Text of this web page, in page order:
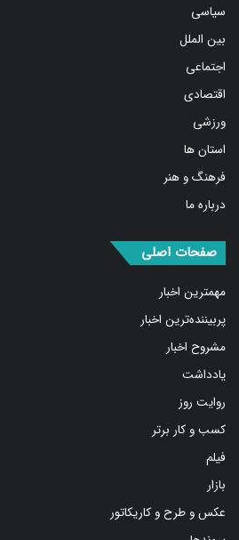
بین الملل
اجتماعی
اقتصادی
ورزشی
استان ها
فرهنگ و هنر
درباره ما
مهمترین اخبار
پربیننده‌ترین اخبار
مشروح اخبار
یادداشت
روایت روز
کسب و کار برتر
فیلم
بازار
عکس و طرح و کاریکاتور
پیوندها